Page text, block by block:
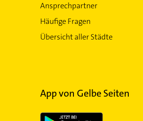
Ansprechpartner
Häufige Fragen
Übersicht aller Städte
App von Gelbe Seiten